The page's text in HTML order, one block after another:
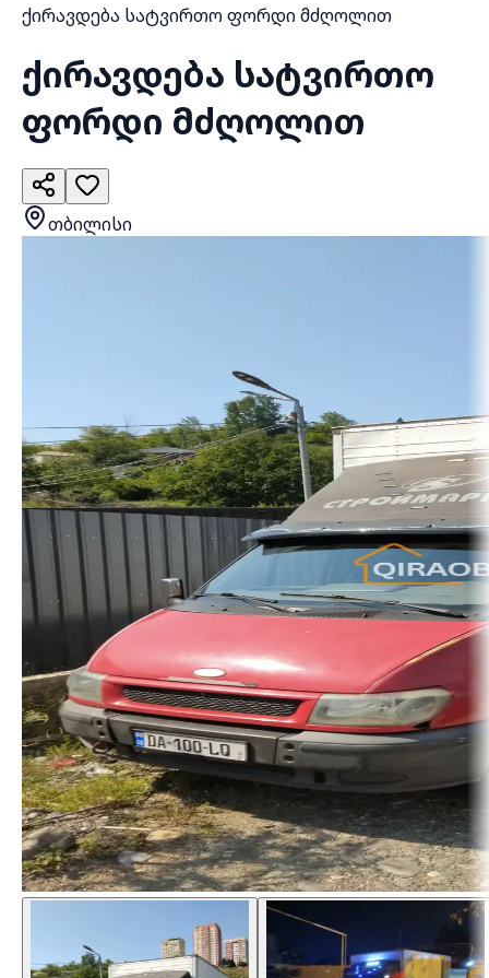
ქირავდება სატვირთო ფორდი მძღოლით
ქირავდება სატვირთო
ფორდი მძღოლით
თბილისი